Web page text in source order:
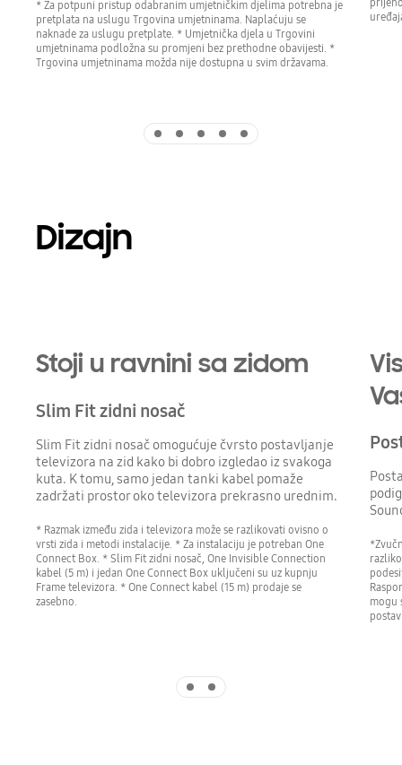
* Za potpuni pristup odabranim umjetničkim djelima potrebna je
pretplata na uslugu Trgovina umjetninama. Naplaćuju se
naknade za uslugu pretplate. * Umjetnička djela u Trgovini
umjetninama podložna su promjeni bez prethodne obavijesti. *
Trgovina umjetninama možda nije dostupna u svim državama.
Dizajn
Stoji u ravnini sa zidom
Slim Fit zidni nosač
Slim Fit zidni nosač omogućuje čvrsto postavljanje
televizora na zid kako bi dobro izgledao iz svakoga
kuta. K tomu, samo jedan tanki kabel pomaže
zadržati prostor oko televizora prekrasno urednim.
* Razmak između zida i televizora može se razlikovati ovisno o
vrsti zida i metodi instalacije. * Za instalaciju je potreban One
Connect Box. * Slim Fit zidni nosač, One Invisible Connection
kabel (5 m) i jedan One Connect Box uključeni su uz kupnju
Frame televizora. * One Connect kabel (15 m) prodaje se
zasebno.
mogu